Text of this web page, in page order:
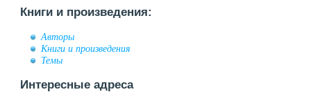
Книги и произведения:
Авторы
Книги и произведения
Темы
Интересные адреса